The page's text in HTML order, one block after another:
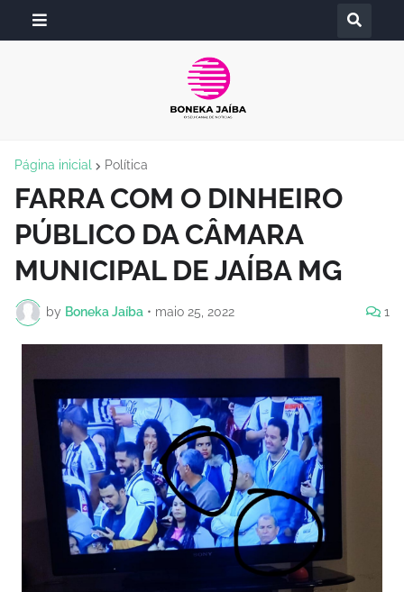
Página inicial Política
FARRA COM O DINHEIRO
PÚBLICO DA CÂMARA
MUNICIPAL DE JAÍBA MG
by Boneka Jaíba • maio 25, 2022 1